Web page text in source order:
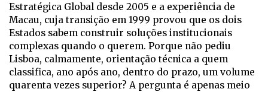
Estratégica Global desde 2005 e a experiência de
Macau, cuja transição em 1999 provou que os dois
Estados sabem construir soluções institucionais
complexas quando o querem. Porque não pediu
Lisboa, calmamente, orientação técnica a quem
classifica, ano após ano, dentro do prazo, um volume
quarenta vezes superior? A pergunta é apenas meio